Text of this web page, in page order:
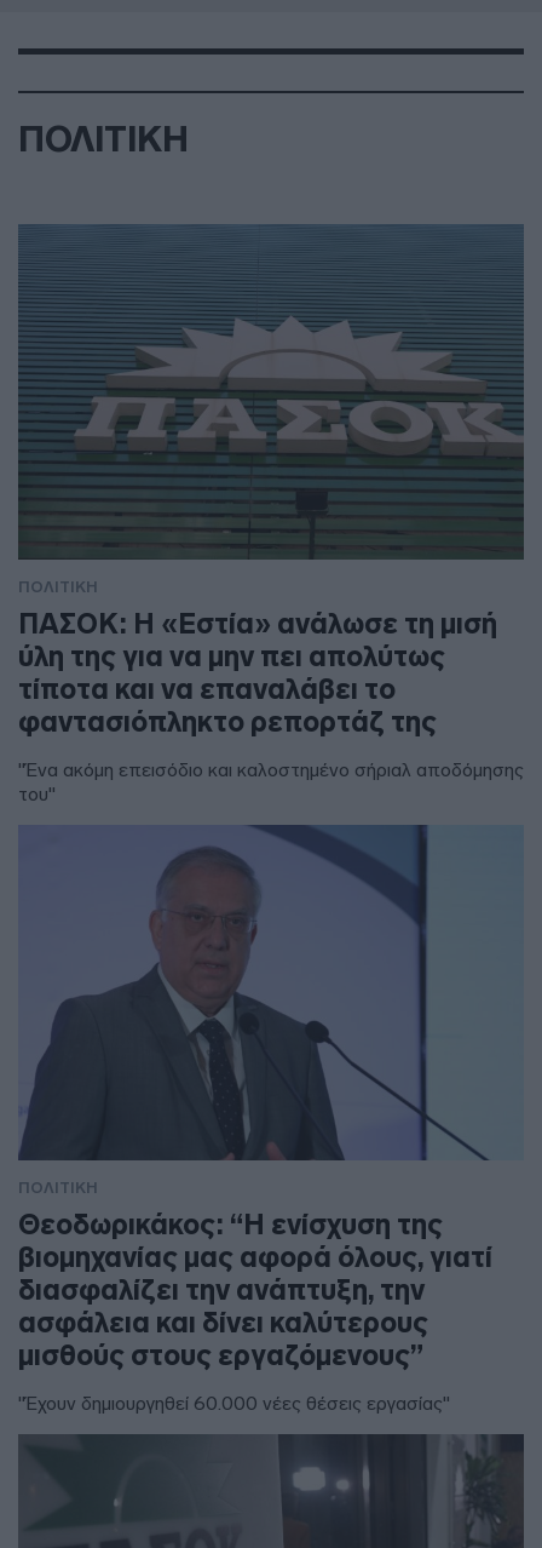
ΠΟΛΙΤΙΚΗ
ΠΟΛΙΤΙΚΗ
ΠΑΣΟΚ: Η «Εστία» ανάλωσε τη μισή
ύλη της για να μην πει απολύτως
τίποτα και να επαναλάβει το
φαντασιόπληκτο ρεπορτάζ της
"Ένα ακόμη επεισόδιο και καλοστημένο σήριαλ αποδόμησης
του"
ΠΟΛΙΤΙΚΗ
Θεοδωρικάκος: “Η ενίσχυση της
βιομηχανίας μας αφορά όλους, γιατί
διασφαλίζει την ανάπτυξη, την
ασφάλεια και δίνει καλύτερους
μισθούς στους εργαζόμενους”
"Έχουν δημιουργηθεί 60.000 νέες θέσεις εργασίας"